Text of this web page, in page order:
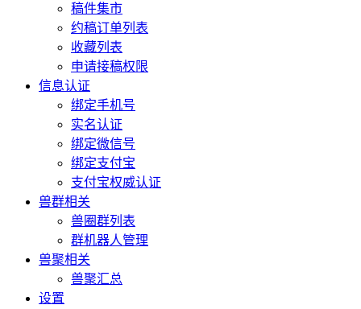
稿件集市
约稿订单列表
收藏列表
申请接稿权限
信息认证
绑定手机号
实名认证
绑定微信号
绑定支付宝
支付宝权威认证
兽群相关
兽圈群列表
群机器人管理
兽聚相关
兽聚汇总
设置